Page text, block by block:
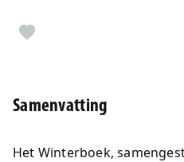
Samenvatting
Het Winterboek,